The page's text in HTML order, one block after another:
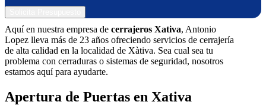
Aquí en nuestra empresa de cerrajeros Xativa, Antonio
Lopez lleva más de 23 años ofreciendo servicios de cerrajería
de alta calidad en la localidad de Xàtiva. Sea cual sea tu
problema con cerraduras o sistemas de seguridad, nosotros
estamos aquí para ayudarte.
Apertura de Puertas en Xativa